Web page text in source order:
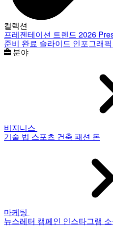
컬렉션
프레젠테이션 트렌드 2026
준비 완료 슬라이드 인포그래픽
분야
비지니스
기술 법 스포츠 건축 패션 돈
마케팅
뉴스레터 캠페인 인스타그램